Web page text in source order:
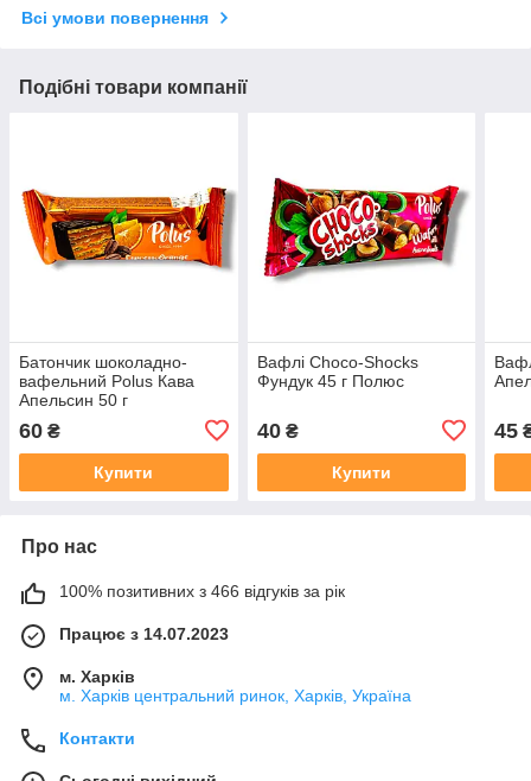
Всі умови повернення
Подібні товари компанії
Батончик шоколадно-
вафельний Polus Кава
Апельсин 50 г
60 ₴
Купити
Вафлі Choco-Shocks
Фундук 45 г Полюс
40₴
Купити
45
Про нас
100% позитивних з 466 відгуків за рік
Працює з 14.07.2023
м. Харків
м. Харків центральний ринок, Харків, Україна
Контакти